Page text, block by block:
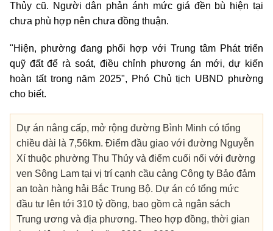
Thủy cũ. Người dân phản ánh mức giá đền bù hiện tại
chưa phù hợp nên chưa đồng thuận.
"Hiện, phường đang phối hợp với Trung tâm Phát triển
quỹ đất để rà soát, điều chỉnh phương án mới, dự kiến
hoàn tất trong năm 2025", Phó Chủ tịch UBND phường
cho biết.
Dự án nâng cấp, mở rộng đường Bình Minh có tổng
chiều dài là 7,56km. Điểm đầu giao với đường Nguyễn
Xí thuộc phường Thu Thủy và điểm cuối nối với đường
ven Sông Lam tại vị trí cạnh cầu cảng Công ty Bảo đảm
an toàn hàng hải Bắc Trung Bộ. Dự án có tổng mức
đầu tư lên tới 310 tỷ đồng, bao gồm cả ngân sách
Trung ương và địa phương. Theo hợp đồng, thời gian